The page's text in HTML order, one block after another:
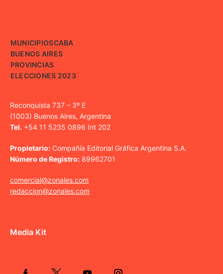
MUNICIPIOSCABA
BUENOS AIRES
PROVINCIAS
ELECCIONES 2023
Reconquista 737 – 3º E
(1003) Buenos Aires, Argentina
Tel. +54 11 5235 0896 Int 202
Propietario: Compañía Editorial Gráfica Argentina S.A.
Número de Registro: 89962701
comercial@zonales.com
redaccion@zonales.com
Media Kit